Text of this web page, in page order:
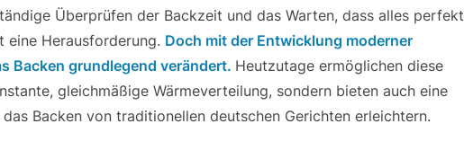
Überprüfen der Backzeit und das Warten, dass alles perfekt
Herausforderung. Doch mit der Entwicklung moderner
Backen grundlegend verändert. Heutzutage ermöglichen diese
gleichmäßige Wärmeverteilung, sondern bieten auch eine
Backen von traditionellen deutschen Gerichten erleichtern.